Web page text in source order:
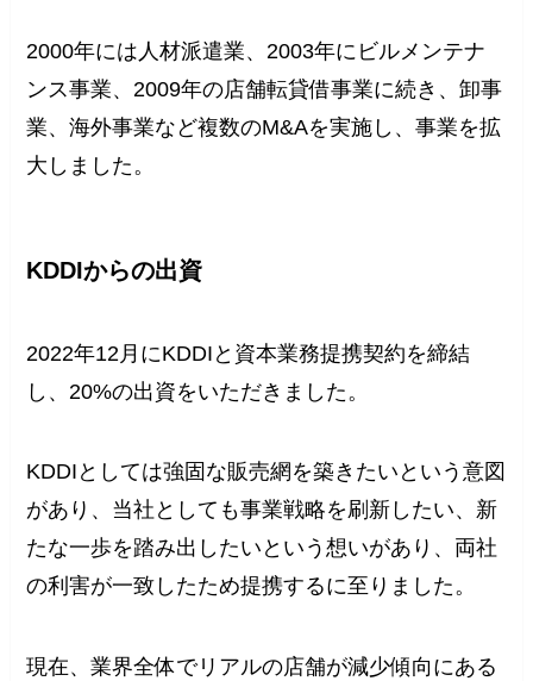
2000年には人材派遣業、2003年にビルメンテナ
ンス事業、2009年の店舗転貸借事業に続き、卸事
業、海外事業など複数のM&Aを実施し、事業を拡
大しました。
KDDIからの出資
2022年12月にKDDIと資本業務提携契約を締結
し、20%の出資をいただきました。
KDDIとしては強固な販売網を築きたいという意図
があり、当社としても事業戦略を刷新したい、新
たな一歩を踏み出したいという想いがあり、両社
の利害が一致したため提携するに至りました。
現在、業界全体でリアルの店舗が減少傾向にある